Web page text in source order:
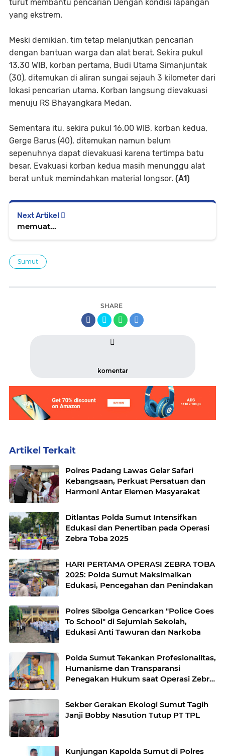
turut membantu pencarian Dengan kondisi lapangan
yang ekstrem.
Meski demikian, tim tetap melanjutkan pencarian
dengan bantuan warga dan alat berat. Sekira pukul
13.30 WIB, korban pertama, Budi Utama Simanjuntak
(30), ditemukan di aliran sungai sejauh 3 kilometer dari
lokasi pencarian utama. Korban langsung dievakuasi
menuju RS Bhayangkara Medan.
Sementara itu, sekira pukul 16.00 WIB, korban kedua,
Gerge Barus (40), ditemukan namun belum
sepenuhnya dapat dievakuasi karena tertimpa batu
besar. Evakuasi korban kedua masih menunggu alat
berat untuk memindahkan material longsor. (A1)
Next Artikel
memuat...
Sumut
SHARE
komentar
Artikel Terkait
Polres Padang Lawas Gelar Safari
Kebangsaan, Perkuat Persatuan dan
Harmoni Antar Elemen Masyarakat
Ditlantas Polda Sumut Intensifkan
Edukasi dan Penertiban pada Operasi
Zebra Toba 2025
HARI PERTAMA OPERASI ZEBRA TOBA
2025: Polda Sumut Maksimalkan
Edukasi, Pencegahan dan Penindakan
Polres Sibolga Gencarkan "Police Goes
To School" di Sejumlah Sekolah,
Edukasi Anti Tawuran dan Narkoba
Polda Sumut Tekankan Profesionalitas,
Humanisme dan Transparansi
Penegakan Hukum saat Operasi Zebra
Sekber Gerakan Ekologi Sumut Tagih
Janji Bobby Nasution Tutup PT TPL
Kunjungan Kapolda Sumut di Polres